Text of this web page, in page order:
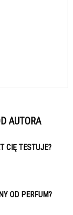
AUTORA
CIĘ TESTUJE?
OD PERFUM?